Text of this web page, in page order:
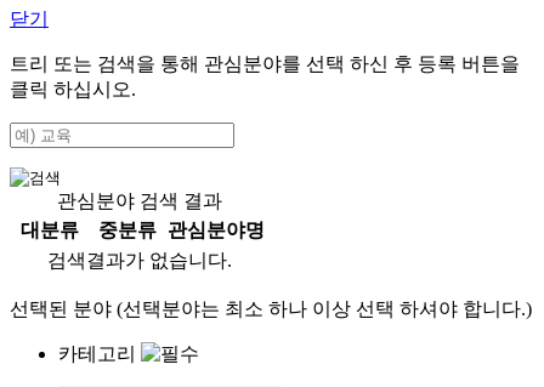
닫기
트리 또는 검색을 통해 관심분야를 선택 하신 후 등록 버튼을
클릭 하십시오.
관심분야 검색 결과
대분류
중분류
관심분야명
검색결과가 없습니다.
선택된 분야 (선택분야는 최소 하나 이상 선택 하셔야 합니다.)
카테고리